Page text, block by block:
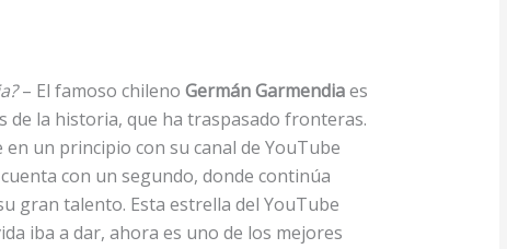
– El famoso chileno Germán Garmendiaes
de la historia, que ha traspasado fronteras.
un principio con su canal de YouTube
con un segundo, donde continúa
gran talento. Esta estrella del YouTube
iba a dar, ahora es uno de los mejores